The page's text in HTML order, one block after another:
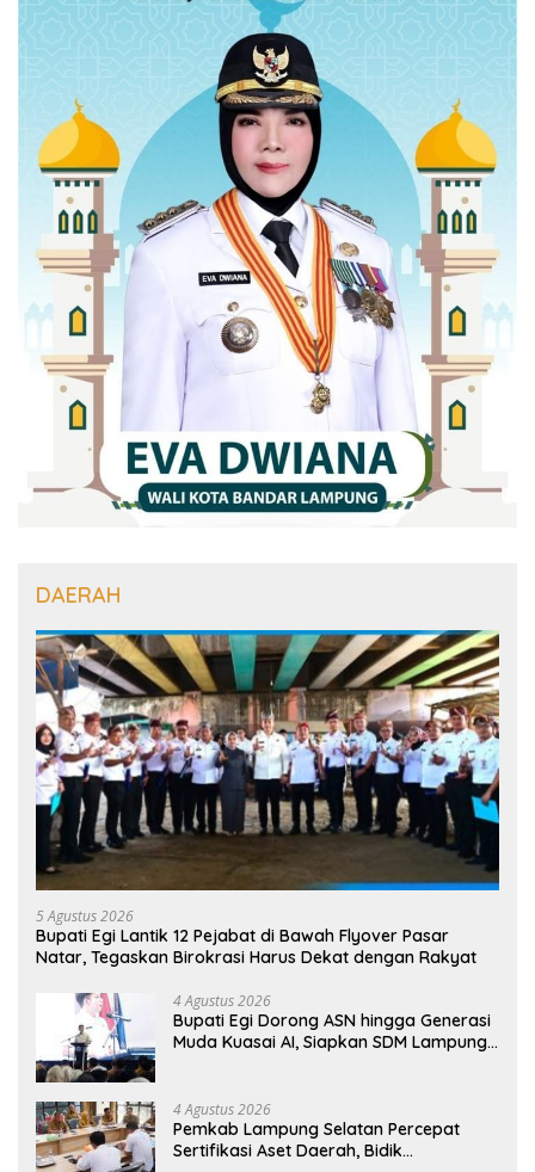
DAERAH
5 Agustus 2026
Bupati Egi Lantik 12 Pejabat di Bawah Flyover Pasar
Natar, Tegaskan Birokrasi Harus Dekat dengan Rakyat
4 Agustus 2026
Bupati Egi Dorong ASN hingga Generasi
Muda Kuasai AI, Siapkan SDM Lampung
4 Agustus 2026
Pemkab Lampung Selatan Percepat
Sertifikasi Aset Daerah, Bidik